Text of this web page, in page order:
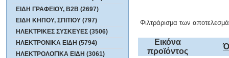
ΕΙΔΗ ΓΡΑΦΕΙΟΥ, B2B (2697)
ΕΙΔΗ ΚΗΠΟΥ, ΣΠΙΤΙΟΥ (797)
ΗΛΕΚΤΡΙΚΕΣ ΣΥΣΚΕΥΕΣ (3506)
ΗΛΕΚΤΡΟΝΙΚΑ ΕΙΔΗ (5794)
ΗΛΕΚΤΡΟΛΟΓΙΚΑ ΕΙΔΗ (3061)
Φιλτράρισμα των
Εικόνα
προϊόντος